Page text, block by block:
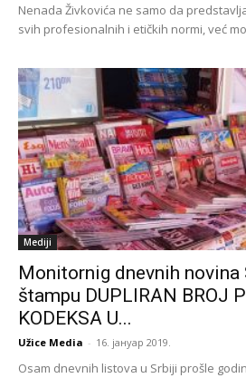
Nenada Živkovića ne samo da
svih profesionalnih i etičkih normi, već
Mediji
Monitornig dnevnih novina
štampu DUPLIRAN BROJ
KODEKSA U...
Užice Media - 16. јануар 2019.
Osam dnevnih listova u Srbiji prošle